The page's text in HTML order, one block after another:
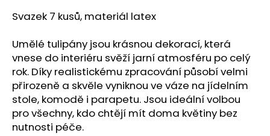
hvězdiček.
Svazek 7 kusů, materiál latex
Umělé tulipány jsou krásnou dekorací, která
vnese do interiéru svěží jarní atmosféru po celý
rok. Díky realistickému zpracování působí velmi
přirozeně a skvěle vyniknou ve váze na jídelním
stole, komodě i parapetu. Jsou ideální volbou
pro všechny, kdo chtějí mít doma květiny bez
nutnosti péče.
u
u
j
e
m
e
STABILIZOVANÁ